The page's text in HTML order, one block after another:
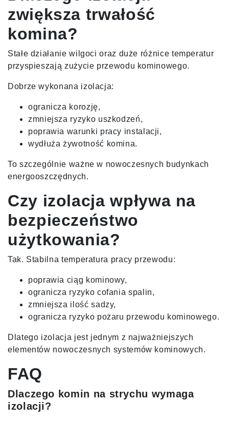
zwiększa trwałość
komina?
Stałe działanie wilgoci oraz duże różnice temperatur
przyspieszają zużycie przewodu kominowego.
Dobrze wykonana izolacja:
ogranicza korozję,
zmniejsza ryzyko uszkodzeń,
poprawia warunki pracy instalacji,
wydłuża żywotność komina.
To szczególnie ważne w nowoczesnych budynkach
energooszczędnych.
Czy izolacja wpływa na
bezpieczeństwo
użytkowania?
Tak. Stabilna temperatura pracy przewodu:
poprawia ciąg kominowy,
ogranicza ryzyko cofania spalin,
zmniejsza ilość sadzy,
ogranicza ryzyko pożaru przewodu kominowego.
Dlatego izolacja jest jednym z najważniejszych
elementów nowoczesnych systemów kominowych.
FAQ
Dlaczego komin na strychu wymaga
izolacji?